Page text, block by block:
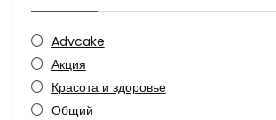
Advcake
Акция
Красота и здоровье
Общий